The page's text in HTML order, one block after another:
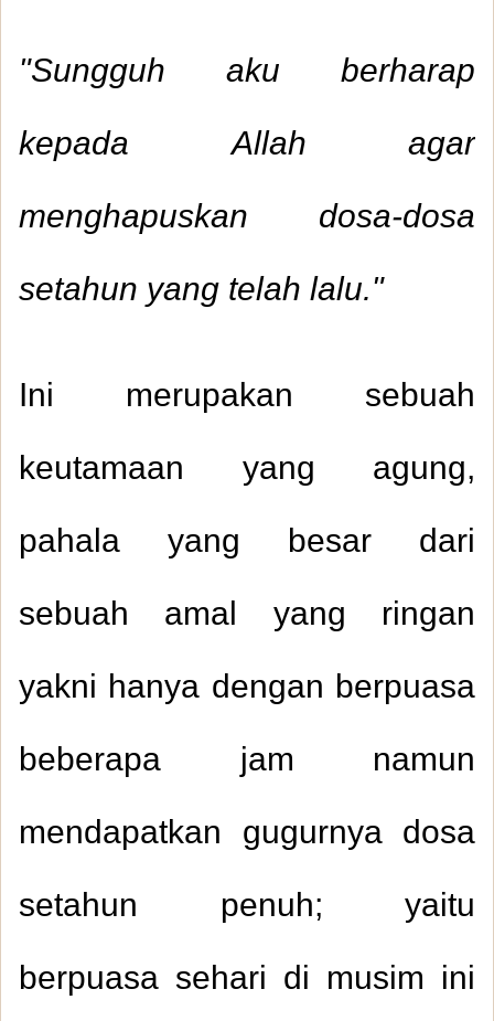
"Sungguh aku berharap
kepada Allah agar
menghapuskan dosa-dosa
setahun yang telah lalu."
Ini merupakan sebuah
keutamaan yang agung,
pahala yang besar dari
sebuah amal yang ringan
yakni hanya dengan berpuasa
beberapa jam namun
mendapatkan gugurnya dosa
setahun penuh; yaitu
berpuasa sehari di musim ini